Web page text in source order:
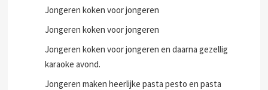
Jongeren koken voor jongeren
Jongeren koken voor jongeren
Jongeren koken voor jongeren en daarna gezellig
karaoke avond.
Jongeren maken heerlijke pasta pesto en pasta